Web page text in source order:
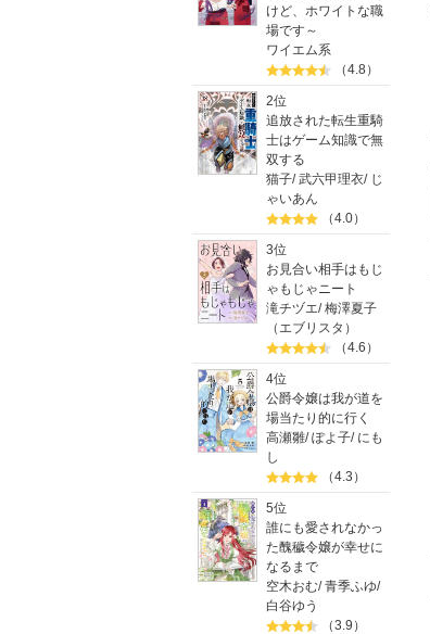
けど、ホワイトな職
場です～
ワイエム系
（4.8）
2位
追放された転生重騎
士はゲーム知識で無
双する
猫子/武六甲理衣/ じ
ゃいあん
（4.0）
3位
お見合い相手はもじ
ゃもじゃニート
滝チヅエ/梅澤夏子
（エブリスタ）
（4.6）
4位
公爵令嬢は我が道を
場当たり的に行く
高瀬雛/ぽよ子/ にも
し
（4.3）
5位
誰にも愛されなかっ
た醜穢令嬢が幸せに
なるまで
空木おむ/青季ふゆ/
白谷ゆう
（3.9）